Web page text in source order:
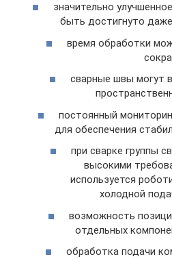
значительно
быть достигнуто
время обработки
сварные швы могут
постоянный
для обеспечения
при сварке группы
высокими
используется
холодной
возможность
отдельных
обработка подачи